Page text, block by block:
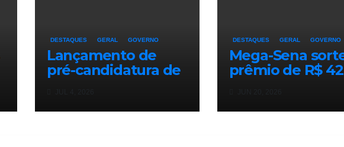
DESTAQUES GERAL GOVERNO
Lançamento de
pré-candidatura de
pessoas em Barra
DESTAQUES GERAL GOVERNO
Mega-Sena
prêmio de R$ 42